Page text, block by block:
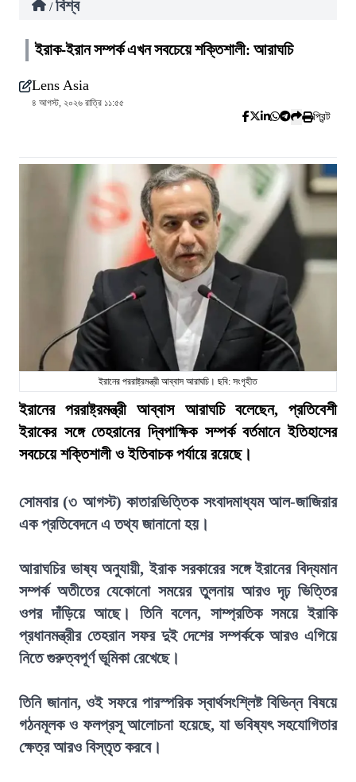
/ বিশ্ব
ইরাক-ইরান সম্পর্ক এখন সবচেয়ে শক্তিশালী: আরাঘচি
Lens Asia
৪ আগস্ট, ২০২৬ রাত্রি ১১:৫৫
প্রিন্ট
ইরানের পররাষ্ট্রমন্ত্রী আব্বাস আরাঘচি। ছবি: সংগৃহীত
ইরানের পররাষ্ট্রমন্ত্রী আব্বাস আরাঘচি বলেছেন, প্রতিবেশী
ইরাকের সঙ্গে তেহরানের দ্বিপাক্ষিক সম্পর্ক বর্তমানে ইতিহাসের
সবচেয়ে শক্তিশালী ও ইতিবাচক পর্যায়ে রয়েছে।
সোমবার (৩ আগস্ট) কাতারভিত্তিক সংবাদমাধ্যম আল-জাজিরার
এক প্রতিবেদনে এ তথ্য জানানো হয়।
আরাঘচির ভাষ্য অনুযায়ী, ইরাক সরকারের সঙ্গে ইরানের বিদ্যমান
সম্পর্ক অতীতের যেকোনো সময়ের তুলনায় আরও দৃঢ় ভিত্তির
ওপর দাঁড়িয়ে আছে। তিনি বলেন, সাম্প্রতিক সময়ে ইরাকি
প্রধানমন্ত্রীর তেহরান সফর দুই দেশের সম্পর্ককে আরও এগিয়ে
নিতে গুরুত্বপূর্ণ ভূমিকা রেখেছে।
তিনি জানান, ওই সফরে পারস্পরিক স্বার্থসংশ্লিষ্ট বিভিন্ন বিষয়ে
গঠনমূলক ও ফলপ্রসূ আলোচনা হয়েছে, যা ভবিষ্যৎ সহযোগিতার
ক্ষেত্র আরও বিস্তৃত করবে।